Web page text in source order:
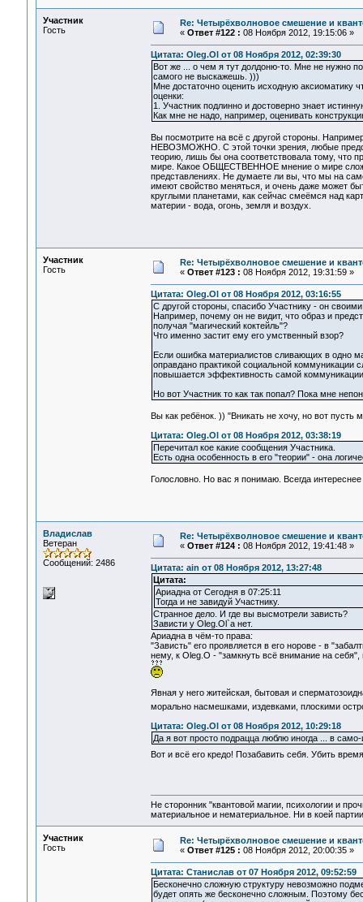
Участник
Гость
Re: Четырёхволновое смешение и
« Ответ #122 : 08 Ноября 2012, 19:15:06 »
Цитата: Oleg.Ol от 08 Ноября 2012, 02:39:30
Вот же ... о чем я тут долдоню-то. Мне не нужно
самого не выскажешь. )))
Мне достаточно оценить исходную аксиоматику
оценки:
1. Участник подлинно и достоверно знает
Как мне не надо, например, оценивать
Вы посмотрите на всё с другой стороны.
НЕВОЗМОЖНО. С этой точки зрения, любые
теорию, лишь бы она соответствовала тому, что
мире. Какое ОБЩЕСТВЕННОЕ мнение о мире
представлениях. Не думаете ли вы, что мы на
имеют свойство меняться, и очень даже может
круглыми планетами, как сейчас смеёмся над
материи - вода, огонь, земля и воздух.
Участник
Гость
Re: Четырёхволновое смешение и
« Ответ #123 : 08 Ноября 2012, 19:31:59 »
Цитата: Oleg.Ol от 08 Ноября 2012, 03:16:55
С другой стороны, спасибо Участнику - он
Например, почему он не видит, что образ и
получая "магический коктейль"?
Что именно застит ему его умственный взор?
Если ошибка материалистов сливающих в одно
оправдано практикой социальной коммуникации
повышается эффективность самой
Но вот Участник то как так попал? Пока мне
Вы как ребёнок. )) "Вникать не хочу, но вот пусть
Цитата: Oleg.Ol от 08 Ноября 2012, 03:38:19
Перечитал кое какие сообщения Участника.
Есть одна особенность в его "теории" - она
Голословно. Но вас я понимаю. Всегда
Владислав
Ветеран
Сообщений: 2486
Re: Четырёхволновое смешение и
« Ответ #124 : 08 Ноября 2012, 19:41:48 »
Цитата: ain от 08 Ноября 2012, 13:27:48
Цитата:
Ариадна от Сегодня в 07:25:11
Тогда и не завидуй Участнику.
Странное дело. И где вы высмотрели зависть?
Зависти у Oleg.Ol`а нет.
Ариадна в чём-то права:
"Зависть" его проявляется в его норове - в
нему, к Oleg.O - "замкнуть всё внимание на
Явная у него житейская, бытовая и
морально насмешками, издевками, плоскими
Цитата: Oleg.Ol от 08 Ноября 2012, 10:29:18
Да я вот просто подрацца люблю иногда ... в
Вот и всё его кредо! Позабавить себя. Убить
Не сторонник "квантовой магии, психологии и
материальное и нематериальное. Ни в коей
Участник
Гость
Re: Четырёхволновое смешение и
« Ответ #125 : 08 Ноября 2012, 20:00:35 »
Цитата: Станислав от 07 Ноября 2012, 09:52:59
Бесконечно сложную структуру невозможно
будет опять же бесконечно сложным. Поэтому